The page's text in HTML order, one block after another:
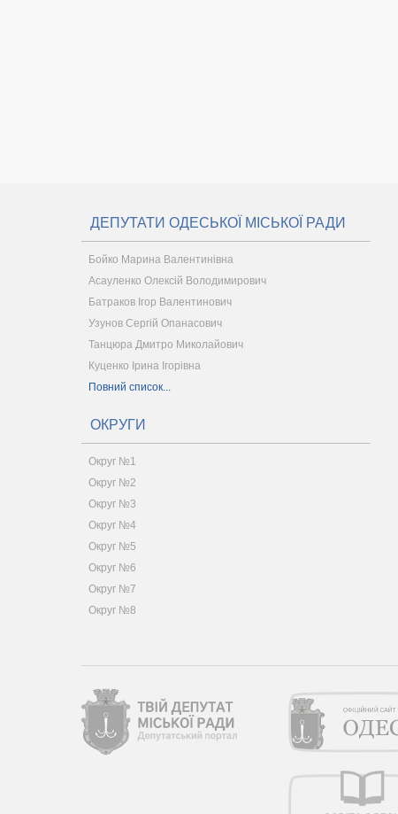
ДЕПУТАТИ ОДЕСЬКОЇ МІСЬКОЇ РАДИ
Бойко Марина Валентинівна
Асауленко Олексій Володимирович
Батраков Ігор Валентинович
Узунов Сергій Опанасович
Танцюра Дмитро Миколайович
Куценко Ірина Ігорівна
Повний список...
ОКРУГИ
Округ №1
Округ №2
Округ №3
Округ №4
Округ №5
Округ №6
Округ №7
Округ №8